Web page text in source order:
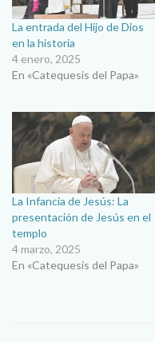
La entrada del Hijo de Dios
en la historia
4 enero, 2025
En «Catequesis del Papa»
La Infancia de Jesús: La
presentación de Jesús en el
templo
4 marzo, 2025
En «Catequesis del Papa»